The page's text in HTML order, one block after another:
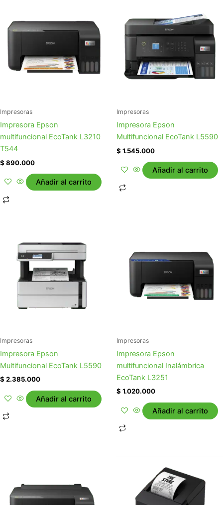
Impresoras
Impresora Epson
multifuncional EcoTank L3210
T544
$ 890.000
Añadir al carrito
Impresoras
Impresora Epson
Multifuncional EcoTank L5590
$ 1.545.000
Añadir al carrito
Impresoras
Impresora Epson
Multifuncional EcoTank L5590
$ 2.385.000
Añadir al carrito
Impresoras
Impresora Epson
multifuncional Inalámbrica
EcoTank L3251
$ 1.020.000
Añadir al carrito